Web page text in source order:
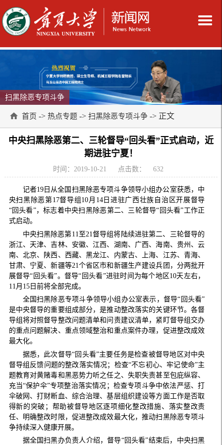
扫黑除恶专项斗争
首页 -> 热点专题 -> 扫黑除恶专项斗争 -> 正文
中央扫黑除恶第二、三轮督导“回头看”正式启动，近
期进驻宁夏！
时间：2019-10-21 点击数： 632
记者19日从全国扫黑除恶专项斗争领导小组办公室获悉，中
央扫黑除恶第17督导组10月14日进驻广西壮族自治区开展督导
“回头看”，标志着中央扫黑除恶第二、三轮督导“回头看”工作正
式启动。
中央扫黑除恶第11至21督导组将陆续进驻第二、三轮督导的
浙江、天津、吉林、安徽、江西、湖南、广西、海南、贵州、云
南、北京、陕西、西藏、黑龙江、内蒙古、上海、江苏、青海、
甘肃、宁夏、新疆等21个省区市和新疆生产建设兵团，分两批开
展督导“回头看”。督导“回头看”进驻时间为每个地区10天左右，
11月15日前将全部完成。
全国扫黑除恶专项斗争领导小组办公室表示，督导“回头看”
是中央督导的重要组成部分，是推动整改落实的关键环节。各督
导组将对照督导整改问题清单和问责建议清单，紧盯督导组交办
的重点问题解决、重点领域整治和重点案件办理，促进整改成效
最大化。
据悉，此次督导“回头看”主要任务是检查被督导地区对中央
督导组反馈问题的整改落实情况；检查“不忘初心、牢记使命”主
题教育对黄赌毒和黑恶势力听之任之、失职失责甚至包庇纵容、
充当“保护伞”专项整治落实情况；检查专项斗争中依法严惩、打
伞破网、打财断血、综合治理、基层组织建设等方面工作是否取
得新的突破；帮助被督导地区逐项细化整改措施、落实整改责
任、明确整改时限，促进整改成效最大化，推动扫黑除恶专项斗
争持续深入健康开展。
据全国扫黑办负责人介绍，督导“回头看”结束后，中央扫黑